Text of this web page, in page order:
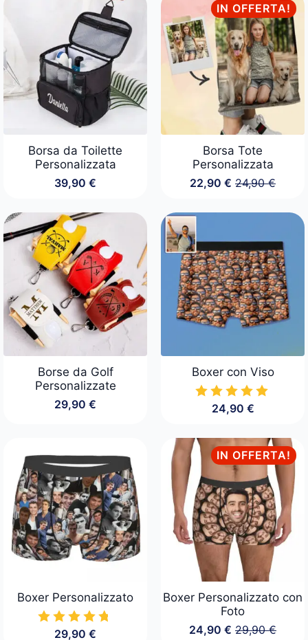
29,90 €.
24,90 €.
Borsa da Toilette
Personalizzata
39,90 €
IN OFFERTA!
Borsa Tote
Personalizzata
24,90€
Il
originale
24,90 €.
22,90€ Il
attuale
22,90 €.
Borse da Golf
Personalizzate
29,90 €
Boxer con Viso
24,90 €
Boxer Personalizzato
29,90 €
IN OFFERTA!
Boxer Personalizzato con
Foto
29,90€
Il
24,90€ Il